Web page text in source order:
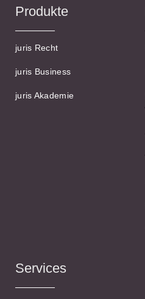
Produkte
juris Recht
juris Business
juris Akademie
Services